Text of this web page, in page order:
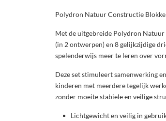
Polydron Natuur Constructie
Met de uitgebreide Polydron Natuur
(in 2 ontwerpen) en 8 gelijkzijdige
spelenderwijs meer te leren over
Deze set stimuleert samenwerking
kinderen met meerdere tegelijk
zonder moeite stabiele en veilige
Lichtgewicht en veilig in